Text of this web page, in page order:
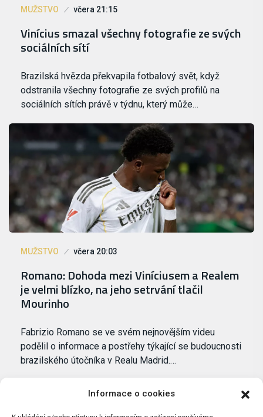
Informace o cookies
MUŽSTVO včera 21:15
Vinícius smazal všechny fotografie ze svých
sociálních sítí
Brazilská hvězda překvapila fotbalový svět, když
odstranila všechny fotografie ze svých profilů na
sociálních sítích právě v týdnu, který může…
MUŽSTVO včera 20:03
Romano: Dohoda mezi Viníciusem a Realem
je velmi blízko, na jeho setrvání tlačil
Mourinho
Fabrizio Romano se ve svém nejnovějším videu
podělil o informace a postřehy týkající se budoucnosti
brazilského útočníka v Realu Madrid.…